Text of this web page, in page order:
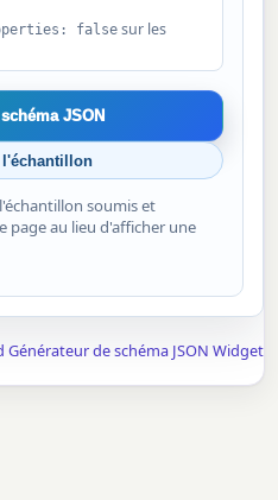
false sur les
JSON
l'échantillon
soumis et
page au lieu d'afficher une
Générateur de schéma JSON Widget